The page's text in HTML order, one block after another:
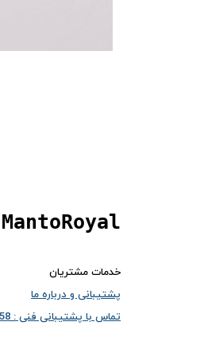
MantoRoyal
خدمات مشتریان
پشتیبانی و درباره ما
تماس با پشتیبانی فنی : 02166478358